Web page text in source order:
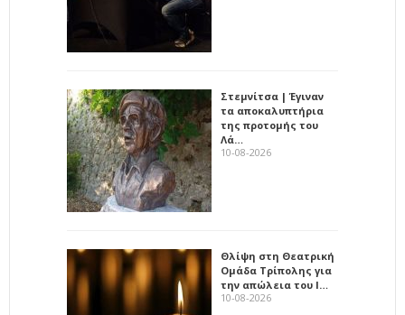
Στεμνίτσα | Έγιναν
τα αποκαλυπτήρια
της προτομής του
Λά…
10-08-2026
Θλίψη στη Θεατρική
Ομάδα Τρίπολης για
την απώλεια του Ι…
10-08-2026